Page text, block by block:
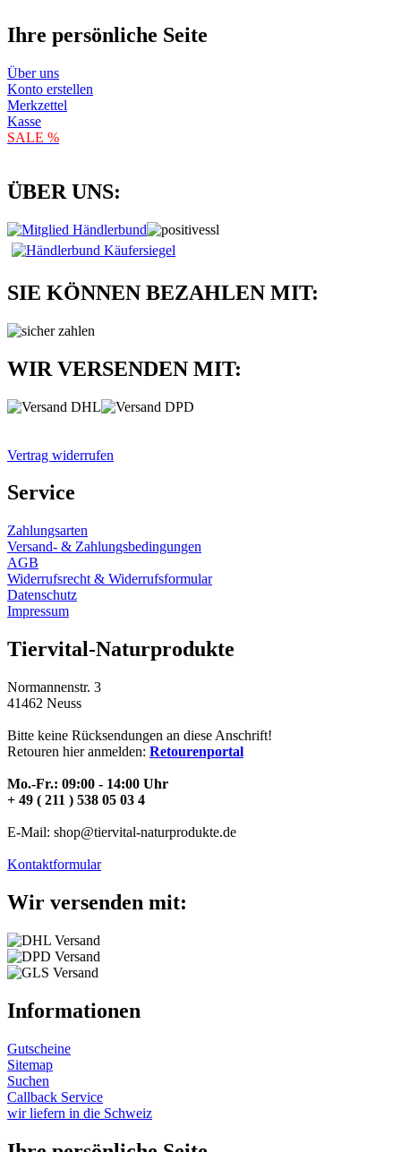
Ihre persönliche Seite
Über uns
Konto erstellen
Merkzettel
Kasse
SALE %
ÜBER UNS:
SIE KÖNNEN BEZAHLEN MIT:
WIR VERSENDEN MIT:
Vertrag widerrufen
Service
Zahlungsarten
Versand- & Zahlungsbedingungen
AGB
Widerrufsrecht & Widerrufsformular
Datenschutz
Impressum
Tiervital-Naturprodukte
Normannenstr. 3
41462 Neuss
Bitte keine Rücksendungen an diese Anschrift!
Retouren hier anmelden: Retourenportal
Mo.-Fr.: 09:00 - 14:00 Uhr
+ 49 ( 211 ) 538 05 03 4
E-Mail: shop@tiervital-naturprodukte.de
Kontaktformular
Wir versenden mit:
Informationen
Gutscheine
Sitemap
Suchen
Callback Service
wir liefern in die Schweiz